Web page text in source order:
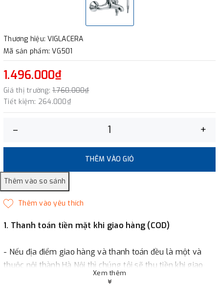
Thương hiệu: VIGLACERA
Mã sản phẩm: VG501
1.496.000₫
Giá thị trường: 1.760.000₫
Tiết kiệm: 264.000₫
– +
THÊM VÀO GIỎ
1. Thanh toán tiền mặt khi giao hàng (COD)
- Nếu địa điểm giao hàng và thanh toán đều là một và
thuộc nội thành Hà Nội thì chúng tôi sẽ thu tiền khi giao
hàng hoặc khách hàng đặt tiền trước một phần giá trị đơn
Xem thêm